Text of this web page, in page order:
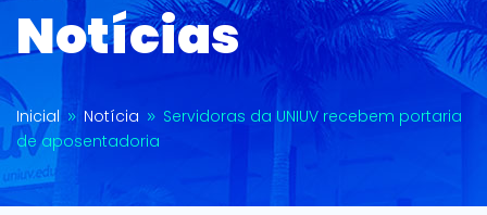
Notícias
Inicial 9 Notícia 9 Servidoras da UNIUV recebem portaria
de aposentadoria